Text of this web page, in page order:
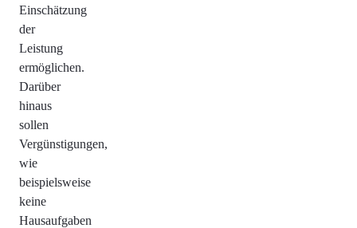
Einschätzung
der
Leistung
ermöglichen.
Darüber
hinaus
sollen
Vergünstigungen,
wie
beispielsweise
keine
Hausaufgaben